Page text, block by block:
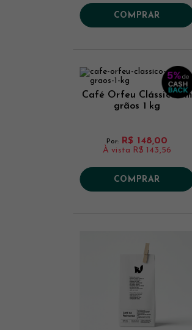
COMPRAR
Café Orfeu Clássico em
grãos 1 kg
Por: R$ 148,00
À vista R$ 143,56
COMPRAR